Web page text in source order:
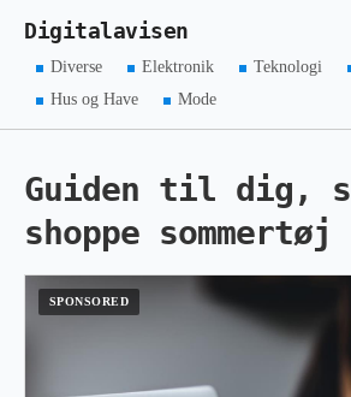
Digitalavisen
Diverse Elektronik Teknologi
Hus og Have
Mode
Guiden til dig,
shoppe